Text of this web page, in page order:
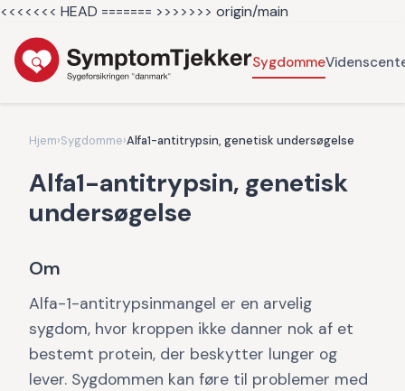
<<<<<<< HEAD ======= >>>>>>> origin/main
Sygdomme
Hjem›Sygdomme›Alfa1-antitrypsin, genetisk undersøgelse
Alfa1-antitrypsin, genetisk
undersøgelse
Om
Alfa-1-antitrypsinmangel er en arvelig
sygdom, hvor kroppen ikke danner nok af et
bestemt protein, der beskytter lunger og
lever. Sygdommen kan føre til problemer med